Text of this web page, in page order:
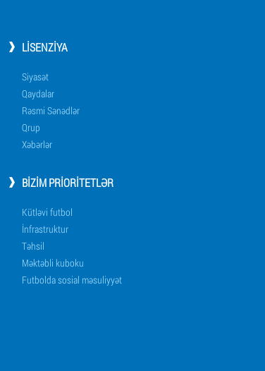
LISENZIYA
Siyasət
Qaydalar
Rəsmi Sənədlər
Qrup
Xəbərlər
BIZIM PRIORITETLƏR
Kütləvi futbol
İnfrastruktur
Təhsil
Məktəbli kuboku
Futbolda sosial məsuliyyət